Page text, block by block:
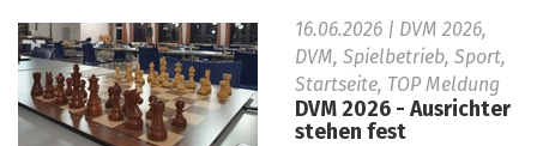
16.06.2026 | DVM 2026,
DVM, Spielbetrieb, Sport,
Startseite, TOP Meldung
DVM 2026 - Ausrichter
stehen fest